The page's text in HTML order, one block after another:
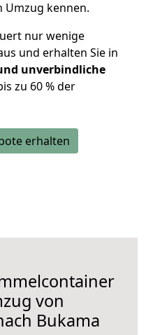
Umzug kennen.
nur wenige
und erhalten Sie in
unverbindliche
zu 60 % der
erhalten
von
Bukama